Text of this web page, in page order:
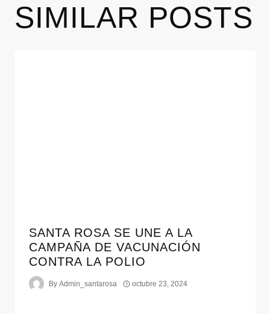
SIMILAR POSTS
SANTA ROSA SE UNE A LA
CAMPAÑA DE VACUNACIÓN
CONTRA LA POLIO
By Admin_santarosa octubre 23, 2024